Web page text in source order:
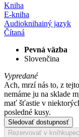
Kniha
E-kniha
Audioknihainý jazyk
Čítaná
Pevná väzba
Slovenčina
Vypredané
Ach, mrzí nás to, z
nemáme ju na sklade
mať šťastie v
posledné kusy.
Sledovať dostupnosť
Rezervovať v